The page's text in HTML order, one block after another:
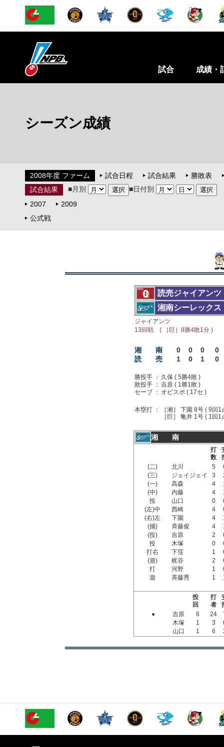
試合 成績・
シーズン成績
2008年度 ファーム 試合日程 試合結果
勝敗表
試合結果
■月別
■日付別
2007
2009
公式戦
読売ジャイアンツ
湘南シーレックス
ジャイアンツ
13回戦 ( ［巨］8勝4敗1分 )
湘 南 0 0 0
0
読 売
1 0 1 0
勝投手 ： 久保 ( 5勝4敗 )
敗投手 ： 吉原 ( 1勝1敗 )
セーブ ： オビスポ ( 17セ )
本塁打 ：
［湘］ 下園 8号 ( 9回
［巨］ 亀井 1号 ( 1回
湘 南
打
数
(二)
北川 5
(三)
ジェイジェイ 3
(一)
高森 4
(中)
内藤 4
投
山口 0
(左)中
西崎 4
(右)左
下園 4
(捕)
斉藤俊 4
(投)
吉原 2
投
木塚 0
打右
下窪 1
(遊)
梶谷 2
打
河野 1
遊
斉藤秀 1
投
回
打
者
●
吉原 6 24
木塚
1 3
山口
1 6